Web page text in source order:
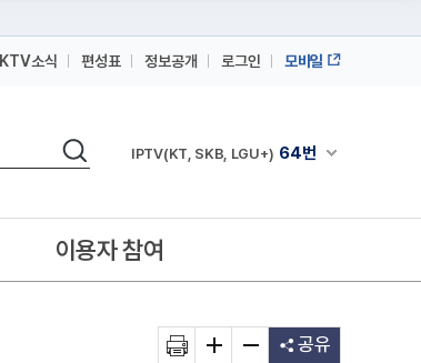
KTV소식 편성표 정보공개 로그인 모바일
검색 채널안내 펼쳐
IPTV(KT, SKB, LGU+) 64번
IPTV(KT, SKB, LGU+)
이용자 참여
공유